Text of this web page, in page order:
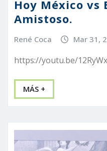
Hoy México vs
Amistoso.
René Coca Mar 31,
https://youtu.be/
MÁS +